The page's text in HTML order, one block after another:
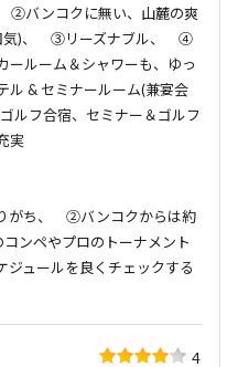
②バンコクに無い、山麓の爽
気)、 ③リーズナブル、 ④
ルーム＆シャワーも、ゆっ
& セミナールーム(兼宴会
ルフ合宿、セミナー＆ゴルフ
実
がち、 ②バンコクからは約
ンペやプロのトーナメント
ジュールを良くチェックする
4